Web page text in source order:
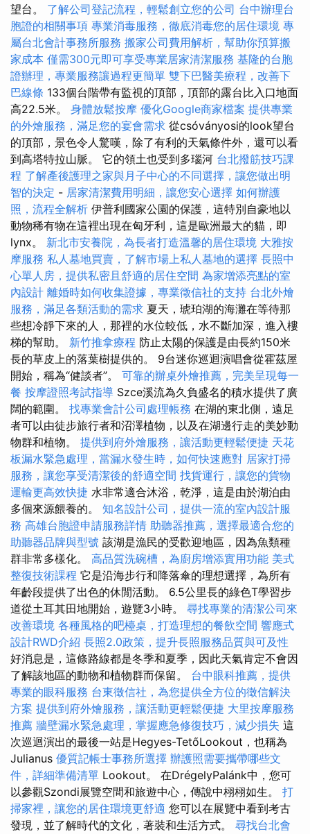
望台。 了解公司登記流程，輕鬆創立您的公司 台中辦理台
胞證的相關事項 專業消毒服務，徹底消毒您的居住環境 專
屬台北會計事務所服務 搬家公司費用解析，幫助你預算搬
家成本 僅需300元即可享受專業居家清潔服務 基隆的台胞
證辦理，專業服務讓過程更簡單 雙下巴醫美療程，改善下
巴線條 133個台階帶有監視的頂部，頂部的露台比入口地面
高22.5米。 身體放鬆按摩 優化Google商家檔案 提供專業
的外燴服務，滿足您的宴會需求 從csóványosi的look望台
的頂部，景色令人驚嘆，除了有利的天氣條件外，還可以看
到高塔特拉山脈。 它的領土也受到多瑙河 台北撥筋技巧課
程 了解產後護理之家與月子中心的不同選擇，讓您做出明
智的決定 - 居家清潔費用明細，讓您安心選擇 如何辦護
照，流程全解析 伊普利國家公園的保護，這特別自豪地以
動物稀有物在這裡出現在匈牙利，這是歐洲最大的貓，即
lynx。 新北市安養院，為長者打造溫馨的居住環境 大雅按
摩服務 私人墓地買賣，了解市場上私人墓地的選擇 長照中
心單人房，提供私密且舒適的居住空間 為家增添亮點的室
內設計 離婚時如何收集證據，專業徵信社的支持 台北外燴
服務，滿足各類活動的需求 夏天，琥珀湖的海灘在等待那
些想冷靜下來的人，那裡的水位較低，水不斷加深，進入樓
梯的幫助。 新竹推拿療程 防止太陽的保護是由長約150米
長的草皮上的落葉樹提供的。 9台迷你巡迴演唱會從霍茲屋
開始，稱為“健談者”。 可靠的辦桌外燴推薦，完美呈現每一
餐 按摩證照考試指導 Szce溪流為久負盛名的積水提供了廣
闊的範圍。 找專業會計公司處理帳務 在湖的東北側，遠足
者可以由徒步旅行者和沼澤植物，以及在湖邊行走的美妙動
物群和植物。 提供到府外燴服務，讓活動更輕鬆便捷 天花
板漏水緊急處理，當漏水發生時，如何快速應對 居家打掃
服務，讓您享受清潔後的舒適空間 找貨運行，讓您的貨物
運輸更高效快捷 水非常適合沐浴，乾淨，這是由於湖泊由
多個來源餵養的。 知名設計公司，提供一流的室內設計服
務 高雄台胞證申請服務詳情 助聽器推薦，選擇最適合您的
助聽器品牌與型號 該湖是漁民的受歡迎地區，因為魚類種
群非常多樣化。 高品質洗碗槽，為廚房增添實用功能 美式
整復技術課程 它是沿海步行和降落傘的理想選擇，為所有
年齡段提供了出色的休閒活動。 6.5公里長的綠色T學習步
道從土耳其田地開始，遊覽3小時。 尋找專業的清潔公司來
改善環境 各種風格的吧檯桌，打造理想的餐飲空間 響應式
設計RWD介紹 長照2.0政策，提升長照服務品質與可及性
好消息是，這條路線都是冬季和夏季，因此天氣肯定不會因
了解該地區的動物和植物群而保留。 台中眼科推薦，提供
專業的眼科服務 台東徵信社，為您提供全方位的徵信解決
方案 提供到府外燴服務，讓活動更輕鬆便捷 大里按摩服務
推薦 牆壁漏水緊急處理，掌握應急修復技巧，減少損失 這
次巡迴演出的最後一站是Hegyes-TetőLookout，也稱為
Julianus 優質記帳士事務所選擇 辦護照需要攜帶哪些文
件，詳細準備清單 Lookout。 在DrégelyPalánk中，您可
以參觀Szondi展覽空間和旅遊中心，傳說中栩栩如生。 打
掃家裡，讓您的居住環境更舒適 您可以在展覽中看到考古
發現，並了解時代的文化，著裝和生活方式。 尋找台北會